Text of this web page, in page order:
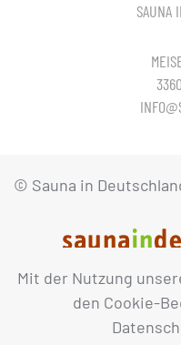
Mit der Nutzung
den Cookie-
SAUNA
© Sauna in